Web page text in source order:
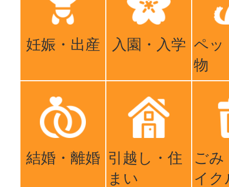
妊娠・出産 入園・入学 ペッ
物
結婚・離婚 引越し・住
まい
ごみ
イク